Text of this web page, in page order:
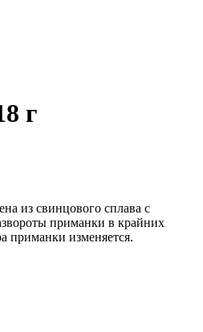
г
из свинцового сплава с
приманки в крайних
приманки изменяется.